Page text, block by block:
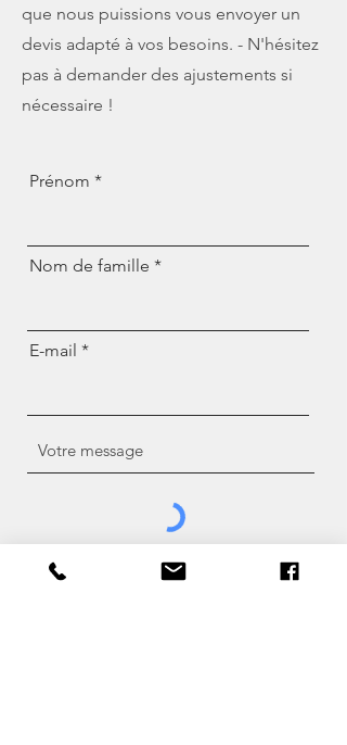
que nous puissions vous envoyer un
devis adapté à vos besoins. - N'hésitez
pas à demander des ajustements si
nécessaire !
Prénom
Nom de famille
E-mail
Envoyer